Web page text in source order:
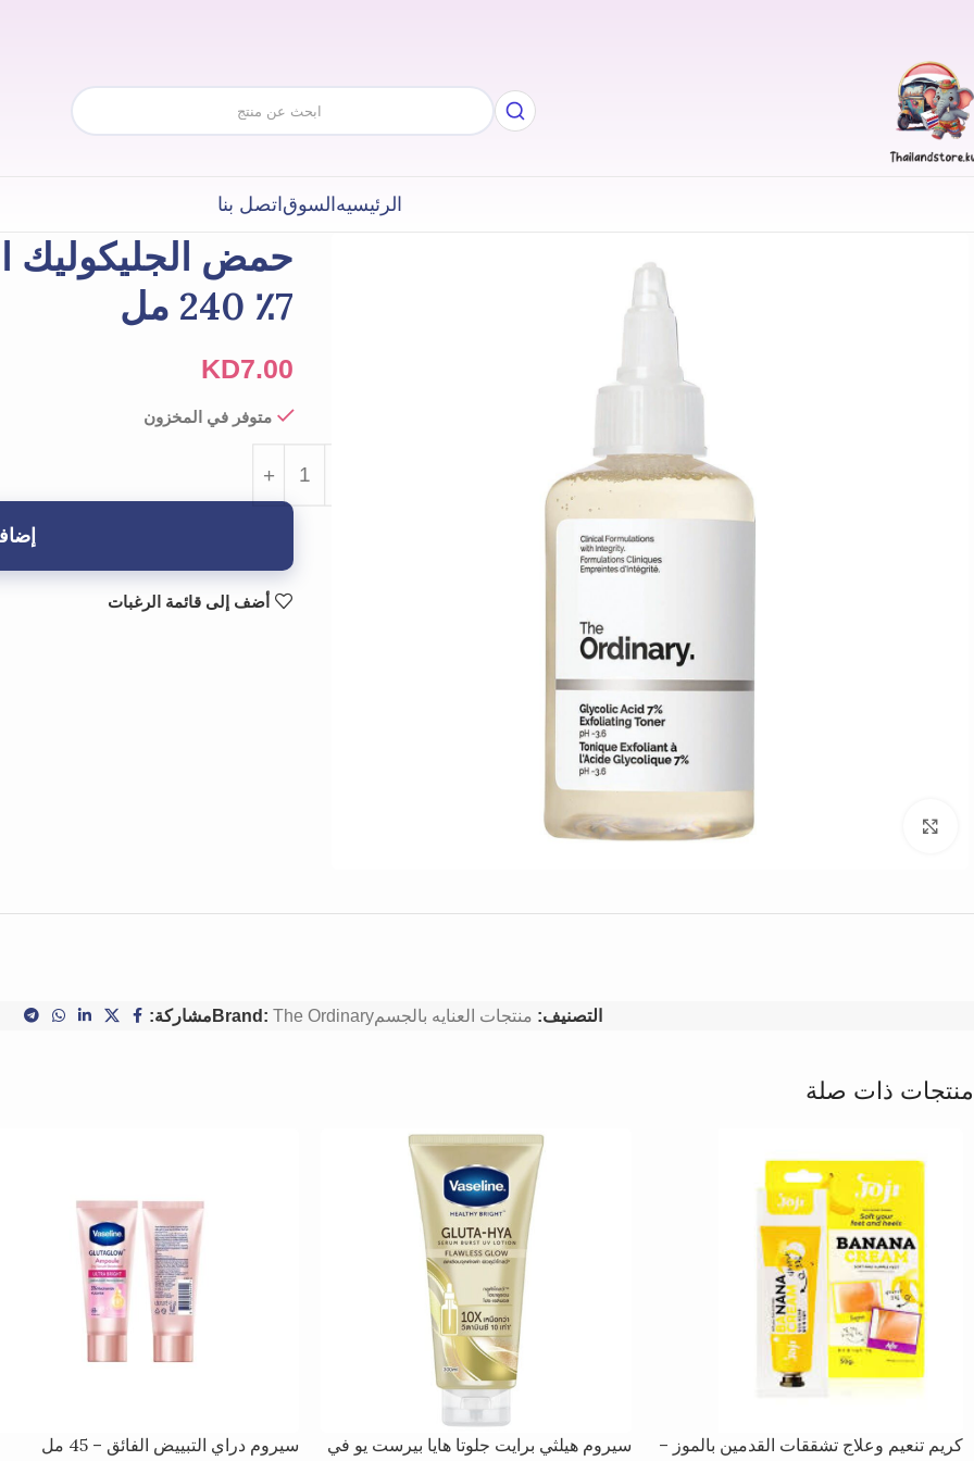
الرئيسيهالسوقاتصل بنا
حمض الجليكوليك
7٪ 240 مل
KD7.00
متوفر في المخزون
أضف إلى قائمة الرغبات
التصنيف: منتجات العنايه بالجسم Brand: The Ordinary مشاركة:
منتجات ذات صلة
كريم تنعيم وعلاج تشققات القدمين بالموز –
سيروم هيلثي برايت جلوتا هايا بيرست يو في
سيروم دراي التبييض الفائق – 45 مل